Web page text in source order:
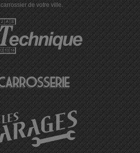
carrossier de votre ville.